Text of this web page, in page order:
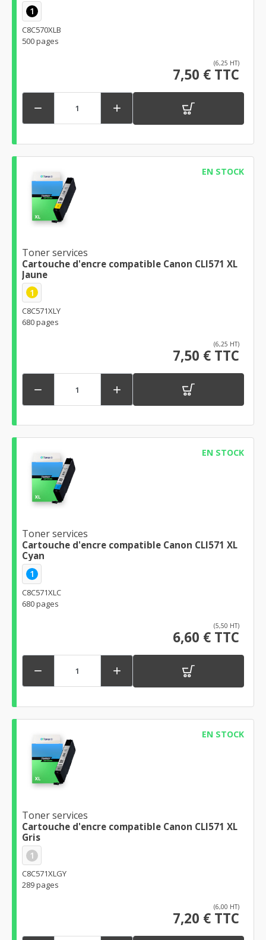
1
C8C570XLB
500 pages
(6,25 HT)
7,50 € TTC
 
EN STOCK
Toner services
Cartouche d'encre compatible Canon CLI571 XL
Jaune
1
C8C571XLY
680 pages
(6,25 HT)
7,50 € TTC
 
EN STOCK
Toner services
Cartouche d'encre compatible Canon CLI571 XL
Cyan
1
C8C571XLC
680 pages
(5,50 HT)
6,60 € TTC
 
EN STOCK
Toner services
Cartouche d'encre compatible Canon CLI571 XL
Gris
1
C8C571XLGY
289 pages
(6,00 HT)
7,20 € TTC